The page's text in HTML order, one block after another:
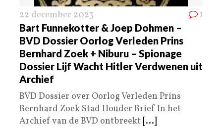
22 december 2023 1
Bart Funnekotter & Joep Dohmen –
BVD Dossier Oorlog Verleden Prins
Bernhard Zoek + Niburu – Spionage
Dossier Lijf Wacht Hitler Verdwenen uit
Archief
BVD Dossier over Oorlog Verleden Prins
Bernhard Zoek Stad Houder Brief In het
Archief van de BVD ontbreekt [...]